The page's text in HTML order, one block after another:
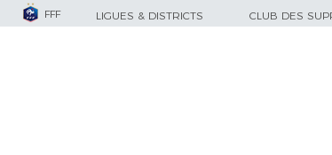
FFF LIGUES & DISTRICTS CLUB DES